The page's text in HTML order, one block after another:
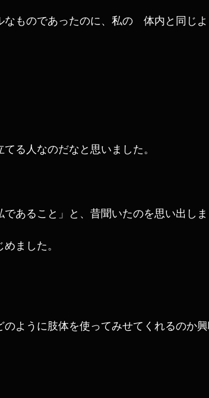
なものであったのに、私の゙体内と同じ
る人なのだなと思いました。
あること」と、昔聞いたのを思い出し
ました。
ように肢体を使ってみせてくれるのか